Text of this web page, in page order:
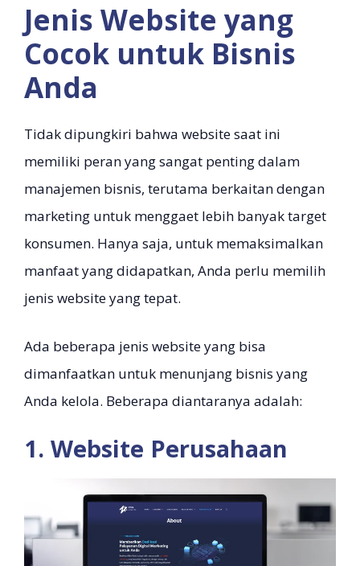
Jenis Website yang
Cocok untuk Bisnis
Anda
Tidak dipungkiri bahwa website saat ini
memiliki peran yang sangat penting dalam
manajemen bisnis, terutama berkaitan dengan
marketing untuk menggaet lebih banyak target
konsumen. Hanya saja, untuk memaksimalkan
manfaat yang didapatkan, Anda perlu memilih
jenis website yang tepat.
Ada beberapa jenis website yang bisa
dimanfaatkan untuk menunjang bisnis yang
Anda kelola. Beberapa diantaranya adalah:
1. Website Perusahaan